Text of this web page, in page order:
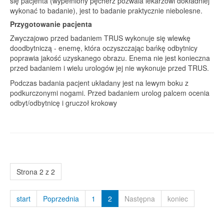
wykonać to badanie), jest to badanie praktycznie niebolesne.
Przygotowanie pacjenta
Zwyczajowo przed badaniem TRUS wykonuje się wlewkę
doodbytniczą - enemę, która oczyszczając bańkę odbytnicy
poprawia jakość uzyskanego obrazu. Enema nie jest konieczna
przed badaniem i wielu urologów jej nie wykonuje przed TRUS.
Podczas badania pacjent układany jest na lewym boku z
podkurczonymi nogami. Przed badaniem urolog palcem ocenia
odbyt/odbytnicę i gruczoł krokowy
Strona 2 z 2
start Poprzednia 1 2 Następna koniec